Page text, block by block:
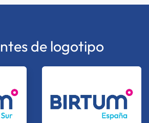
de logotipo